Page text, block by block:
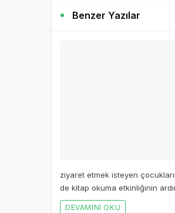
Benzer Yazılar
ziyaret etmek isteyen
de kitap okuma etkinliğinin
DEVAMINI OKU